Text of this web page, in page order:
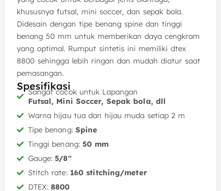
khususnya futsal, mini soccer, dan sepak bola.
Didesain dengan tipe benang spine dan tinggi
benang 50 mm untuk memberikan daya cengkram
yang optimal. Rumput sintetis ini memiliki dtex
8800 sehingga lebih ringan dan mudah diatur saat
pemasangan.
Spesifikasi
Sangat cocok untuk Lapangan
Futsal, Mini Soccer, Sepak bola, dll
Warna hijau tua dan hijau muda setiap 2 m
Tipe benang: Spine
Tinggi benang: 50 mm
Gauge:5/8"
Stitch rate: 160 stitching/meter
DTEX:8800